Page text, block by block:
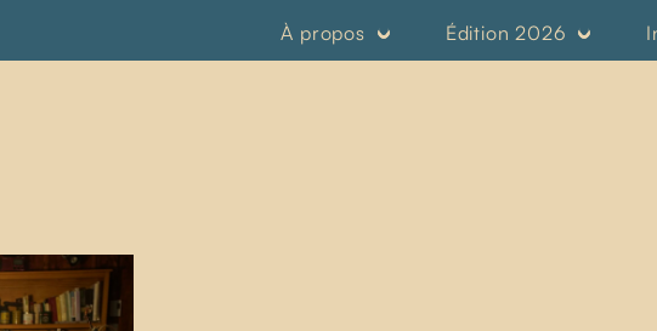
À propos Édition 2026